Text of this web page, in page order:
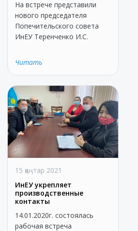
На встрече представили
нового председателя
Попечительского совета
ИнЕУ Теренченко И.С.
Читать
15 қаңтар 2021
ИнЕУ укрепляет
производственные
контакты
14.01.2020г. состоялась
рабочая встреча